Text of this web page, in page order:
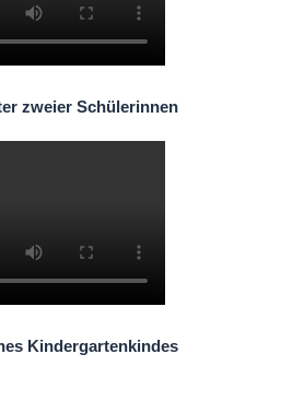
zweier Schülerinnen
Kindergartenkindes